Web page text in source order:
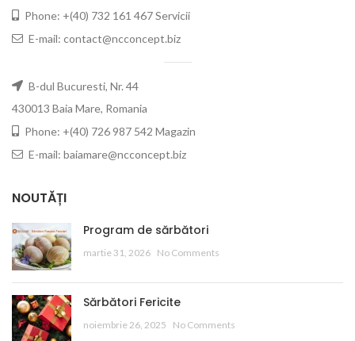
Phone: +(40) 732 161 467 Servicii
E-mail: contact@ncconcept.biz
B-dul Bucuresti, Nr. 44
430013 Baia Mare, Romania
Phone: +(40) 726 987 542 Magazin
E-mail: baiamare@ncconcept.biz
NOUTĂȚI
Program de sărbători
martie 31, 2026 No Comments
Sărbători Fericite
noiembrie 26, 2025 No Comments